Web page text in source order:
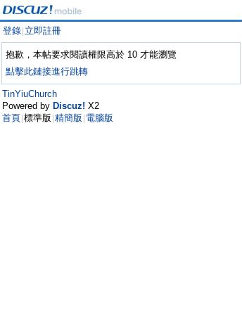
登錄 立即註冊
抱歉，本帖要求閱讀權限高於 10 才能瀏覽
點擊此鏈接進行跳轉
TinYiuChurch
Powered by Discuz! X2
首頁 標準版 精簡版 電腦版